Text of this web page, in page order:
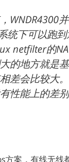
WNDR4300
统下可以跑
netfilter的
的地方就是
差会比较大
性能上的差别
方案，有线无线